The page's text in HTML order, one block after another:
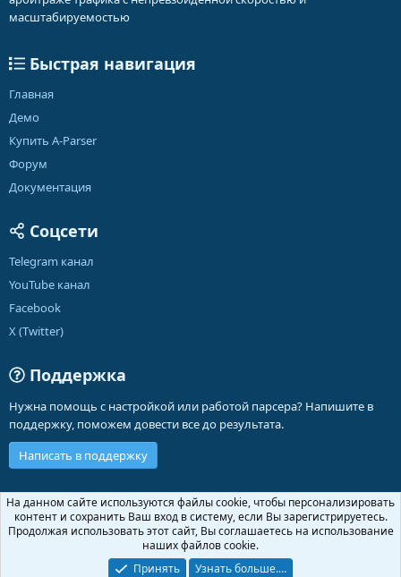
масштабируемостью
Быстрая навигация
Главная
Демо
Купить A-Parser
Форум
Документация
Соцсети
Telegram канал
YouTube канал
Facebook
X (Twitter)
Поддержка
Нужна помощь с настройкой или работой парсера? Напишите в
поддержку, поможем довести все до результата.
Написать в поддержку
Russian (RU)
Обратная связь
Условия и правила
Политика конфиденциальности
Помощь
Community platform by XenForo ® © 2010-2026 XenForo Ltd.
На данном сайте используются файлы cookie, чтобы персонализировать
контент и сохранить Ваш вход в систему, если Вы зарегистрируетесь.
Продолжая использовать этот сайт, Вы соглашаетесь на использование
наших файлов cookie.
Принять
Узнать больше.…